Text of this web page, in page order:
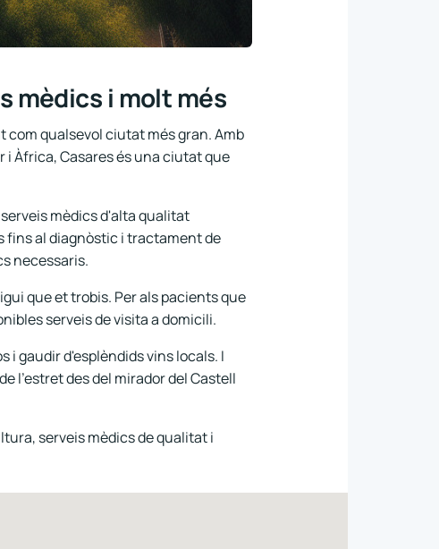
mèdics i molt més
qualsevol ciutat més gran. Amb
i Àfrica, Casares és una ciutat que
mèdics d'alta qualitat
fins al diagnòstic i tractament de
necessaris.
que et trobis. Per als pacients que
serveis de visita a domicili.
i gaudir d'esplèndids vins locals. I
l'estret des del mirador del Castell
serveis mèdics de qualitat i